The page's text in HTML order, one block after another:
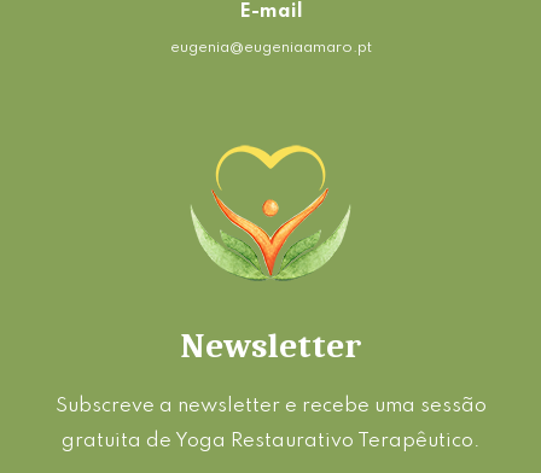
E-mail
eugenia@eugeniaamaro.pt
Newsletter
Subscreve a newsletter e recebe uma sessão
gratuita de Yoga Restaurativo Terapêutico.